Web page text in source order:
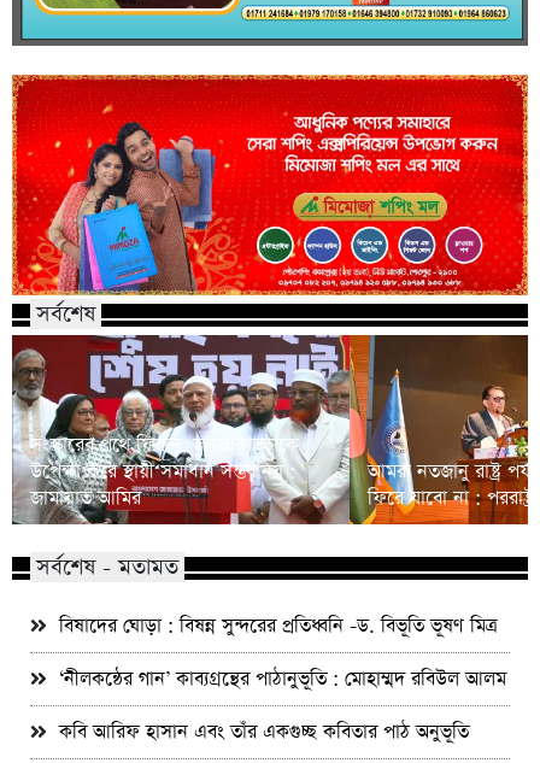
সর্বশেষ
সংস্কারের পথে ফিরুন, জনআকাঙ্ক্ষাকে
উপেক্ষা করে স্থায়ী সমাধান সম্ভব নয় :
জামায়াত আমির
আমরা নতজানু রাষ্ট্র
ফিরে যাবো না :
সর্বশেষ - মতামত
বিষাদের ঘোড়া : বিষন্ন সুন্দরের প্রতিধ্বনি -ড. বিভূতি ভূষণ মিত্র
‘নীলকন্ঠের গান’ কাব্যগ্রন্থের পাঠানুভূতি : মোহাম্মদ রবিউল আলম
কবি আরিফ হাসান এবং তাঁর একগুচ্ছ কবিতার পাঠ অনুভূতি